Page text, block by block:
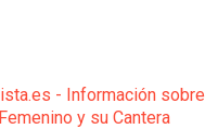
- Información sobre
y su Cantera